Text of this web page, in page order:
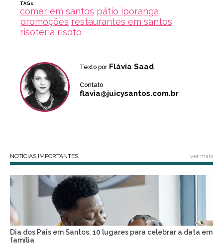
TAGs
comer em santos pátio iporanga
promoções restaurantes em santos
risoteria risoto
Texto por Flávia Saad
Contato
flavia@juicysantos.com.br
NOTÍCIAS IMPORTANTES ver mais
Dia dos Pais em Santos: 10 lugares para celebrar a data em
família